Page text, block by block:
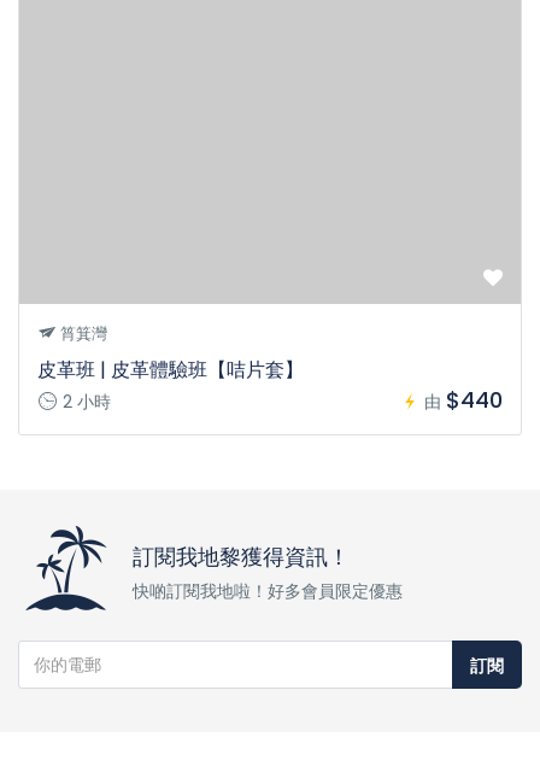
筲箕灣
皮革班 | 皮革體驗班【咭片套】
2 小時 由 $440
訂閱我地黎獲得資訊！
快啲訂閱我地啦！好多會員限定優惠
訂閱